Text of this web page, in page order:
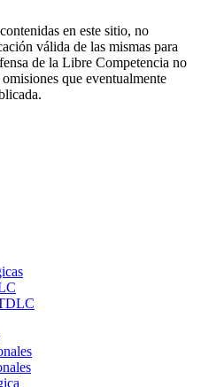
en este sitio, no
válida de las mismas para
de la Libre Competencia no
que eventualmente